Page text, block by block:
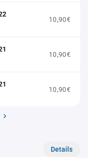
10,90€
10,90€
10,90€
Details